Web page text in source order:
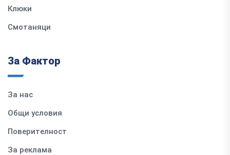
Клюки
Смотаняци
За Фактор
За нас
Общи условия
Поверителност
За реклама